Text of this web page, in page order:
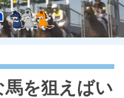
を狙えばい